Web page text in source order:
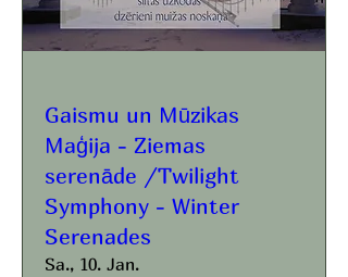
Gaismu un Mūzikas
Maģija - Ziemas
serenāde /Twilight
Symphony - Winter
Serenades
Sa., 10. Jan.